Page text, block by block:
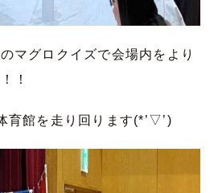
マグロクイズで会場内をより
！
育館を走り回ります(*’▽’)